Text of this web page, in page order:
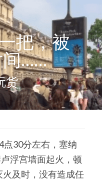
把，被
间……
货
点30分左右，塞纳
浮宫墙面起火，顿
及时，没有造成任